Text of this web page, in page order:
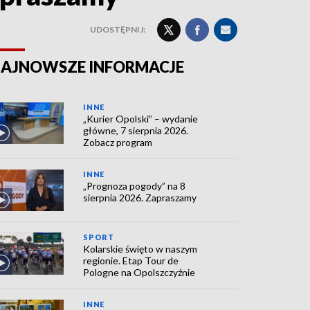
UDOSTĘPNIJ:
INFORMACJE
INNE
„Kurier Opolski” – wydanie
główne, 7 sierpnia 2026.
Zobacz program
INNE
„Prognoza pogody” na 8
sierpnia 2026. Zapraszamy
SPORT
Kolarskie święto w naszym
regionie. Etap Tour de
Pologne na Opolszczyźnie
INNE